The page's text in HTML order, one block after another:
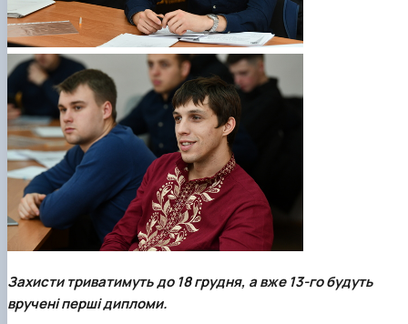
Захисти триватимуть до 18 грудня, а вже 13-го будуть
вручені перші дипломи.